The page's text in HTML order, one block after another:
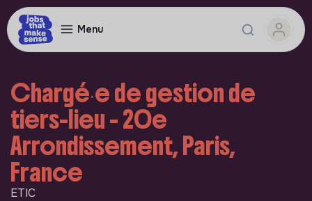
Menu
Chargé∙e de gestion de
tiers-lieu - 20e
Arrondissement, Paris,
France
ETIC